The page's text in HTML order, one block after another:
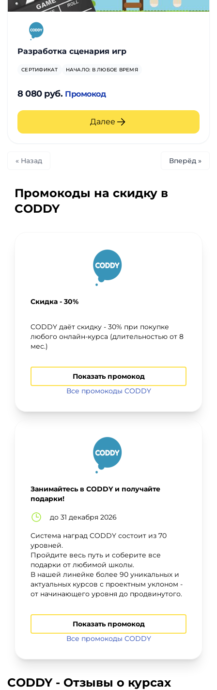
Разработка сценария игр
СЕРТИФИКАТ НАЧАЛО: В ЛЮБОЕ ВРЕМЯ
8 080 руб. Промокод
Далее
« Назад Вперёд »
Промокоды на скидку в
CODDY
Скидка - 30%
CODDY даёт скидку - 30% при покупке
любого онлайн-курса (длительностью от 8
мес.)
Показать промокод
Все промокоды CODDY
Занимайтесь в CODDY и получайте
подарки!
до 31 декабря 2026
Система наград CODDY состоит из 70
уровней.
Пройдите весь путь и соберите все
подарки от любимой школы.
В нашей линейке более 90 уникальных и
актуальных курсов с проектным уклоном -
от начинающего уровня до продвинутого.
Показать промокод
Все промокоды CODDY
CODDY - Отзывы о курсах